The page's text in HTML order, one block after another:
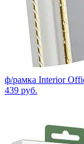
ф/рамка Interior
439 руб.